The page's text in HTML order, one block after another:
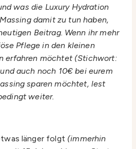
was die Luxury Hydration
damit zu tun haben,
Beitrag. Wenn ihr mehr
Pflege in den kleinen
erfahren möchtet (Stichwort:
auch noch 10€ bei eurem
sparen möchtet, lest
weiter.
länger folgt (immerhin